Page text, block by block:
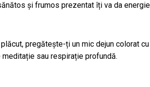
și frumos prezentat îți va da
pregătește-ți un mic dejun colorat
sau respirație profundă.